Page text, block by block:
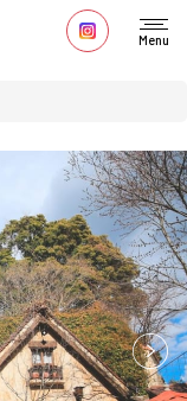
Menu